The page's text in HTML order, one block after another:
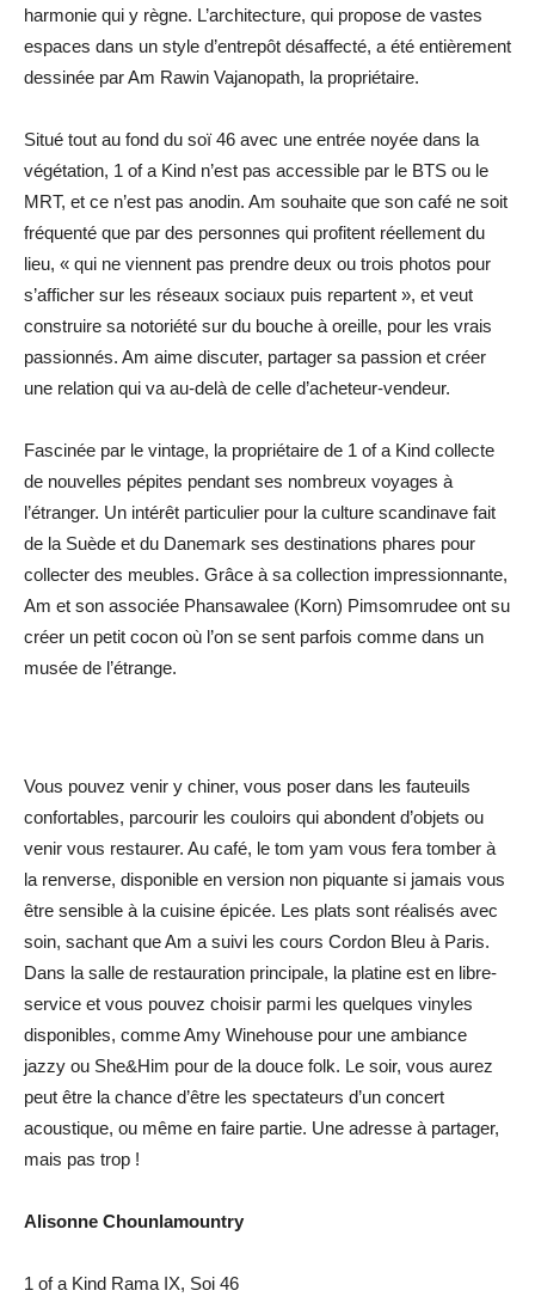
harmonie qui y règne. L’architecture, qui propose de vastes
espaces dans un style d’entrepôt désaffecté, a été entièrement
dessinée par Am Rawin Vajanopath, la propriétaire.
Situé tout au fond du soï 46 avec une entrée noyée dans la
végétation, 1 of a Kind n’est pas accessible par le BTS ou le
MRT, et ce n’est pas anodin. Am souhaite que son café ne soit
fréquenté que par des personnes qui profitent réellement du
lieu, « qui ne viennent pas prendre deux ou trois photos pour
s’afficher sur les réseaux sociaux puis repartent », et veut
construire sa notoriété sur du bouche à oreille, pour les vrais
passionnés. Am aime discuter, partager sa passion et créer
une relation qui va au-delà de celle d’acheteur-vendeur.
Fascinée par le vintage, la propriétaire de 1 of a Kind collecte
de nouvelles pépites pendant ses nombreux voyages à
l’étranger. Un intérêt particulier pour la culture scandinave fait
de la Suède et du Danemark ses destinations phares pour
collecter des meubles. Grâce à sa collection impressionnante,
Am et son associée Phansawalee (Korn) Pimsomrudee ont su
créer un petit cocon où l’on se sent parfois comme dans un
musée de l’étrange.
Vous pouvez venir y chiner, vous poser dans les fauteuils
confortables, parcourir les couloirs qui abondent d’objets ou
venir vous restaurer. Au café, le tom yam vous fera tomber à
la renverse, disponible en version non piquante si jamais vous
être sensible à la cuisine épicée. Les plats sont réalisés avec
soin, sachant que Am a suivi les cours Cordon Bleu à Paris.
Dans la salle de restauration principale, la platine est en libre-
service et vous pouvez choisir parmi les quelques vinyles
disponibles, comme Amy Winehouse pour une ambiance
jazzy ou She&Him pour de la douce folk. Le soir, vous aurez
peut être la chance d’être les spectateurs d’un concert
acoustique, ou même en faire partie. Une adresse à partager,
mais pas trop !
Alisonne Chounlamountry
1 of a Kind Rama IX, Soi 46